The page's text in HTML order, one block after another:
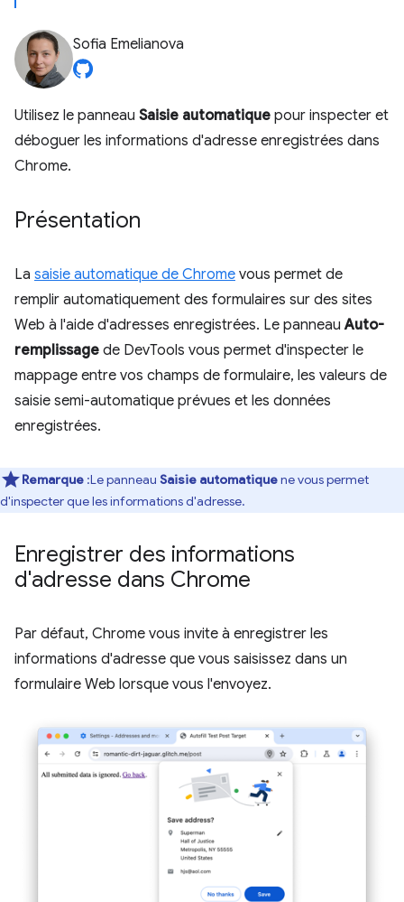
Sofia Emelianova
Utilisez le panneau Saisie automatique pour inspecter et
déboguer les informations d'adresse enregistrées dans
Chrome.
Présentation
La saisie automatique de Chrome vous permet de
remplir automatiquement des formulaires sur des sites
Web à l'aide d'adresses enregistrées. Le panneauAuto-
remplissage de DevTools vous permet d'inspecter le
mappage entre vos champs de formulaire, les valeurs de
saisie semi-automatique prévues et les données
enregistrées.
Remarque :Le panneau Saisie automatiquene vous permet
d'inspecter que les informations d'adresse.
Enregistrer des informations
d'adresse dans Chrome
Par défaut, Chrome vous invite à enregistrer les
informations d'adresse que vous saisissez dans un
formulaire Web lorsque vous l'envoyez.